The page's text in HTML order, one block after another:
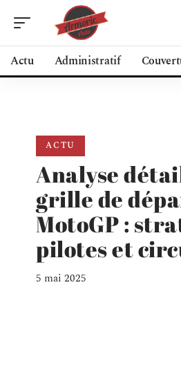
Actu Administratif
ACTU
Analyse
grille de
MotoGP :
pilotes et
5 mai 2025